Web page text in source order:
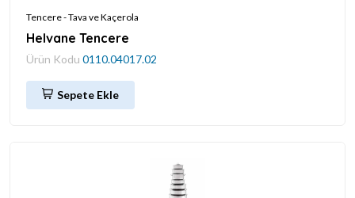
Tencere - Tava ve Kaçerola
Helvane Tencere
Ürün Kodu 0110.04017.02
Sepete Ekle